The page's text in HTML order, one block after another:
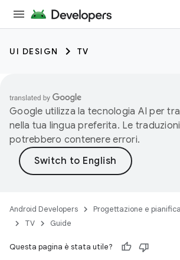
UI DESIGN TV
Google utilizza la tecnologia AI per
nella tua lingua preferita. Le
potrebbero contenere errori.
Android Developers Progettazione e
TV
Guide
Questa pagina è stata utile?